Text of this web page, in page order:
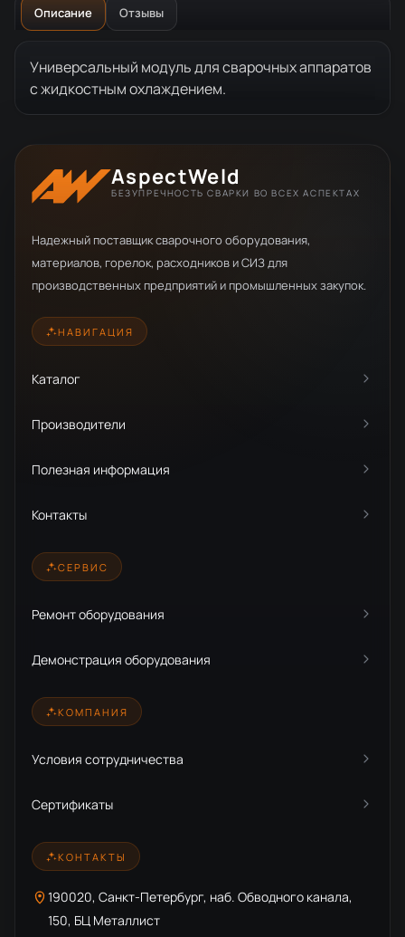
Описание Отзывы
Описание товара
Универсальный модуль для сварочных аппаратов
с жидкостным охлаждением.
AspectWeld
БЕЗУПРЕЧНОСТЬ СВАРКИ ВО ВСЕХ АСПЕКТАХ
Надежный поставщик сварочного оборудования,
материалов, горелок, расходников и СИЗ для
производственных предприятий и промышленных закупок.
НАВИГАЦИЯ
Каталог
Производители
Полезная информация
Контакты
СЕРВИС
Ремонт оборудования
Демонстрация оборудования
КОМПАНИЯ
Условия сотрудничества
Сертификаты
КОНТАКТЫ
190020, Санкт-Петербург, наб. Обводного канала,
150, БЦ Металлист